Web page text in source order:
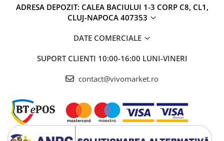
ADRESA DEPOZIT: CALEA BACIULUI 1-3 CORP C8, CL1,
CLUJ-NAPOCA 407353
DATE COMERCIALE
SUPORT CLIENTI 10:00-16:00 LUNI-VINERI
contact@vivomarket.ro